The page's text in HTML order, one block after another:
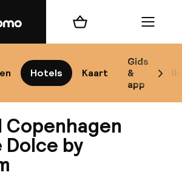
Hotels Kaart
Gids
&
app
Winkelmand Menu
Copenhagen
by